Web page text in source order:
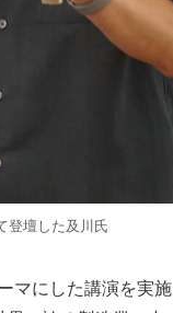
登壇した及川氏
にした講演を実